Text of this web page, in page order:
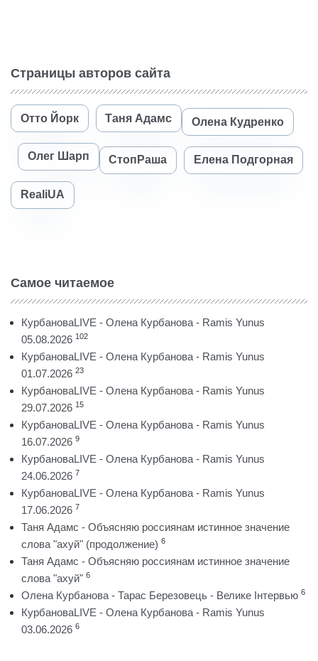
Страницы авторов сайта
Отто Йорк Таня Адамс Олена Кудренко
Олег Шарп СтопРаша Елена Подгорная
RealiUA
Самое читаемое
КурбановаLIVE - Олена Курбанова - Ramis Yunus
05.08.2026 102
КурбановаLIVE - Олена Курбанова - Ramis Yunus
01.07.2026 23
КурбановаLIVE - Олена Курбанова - Ramis Yunus
29.07.2026 15
КурбановаLIVE - Олена Курбанова - Ramis Yunus
16.07.2026 9
КурбановаLIVE - Олена Курбанова - Ramis Yunus
24.06.2026 7
КурбановаLIVE - Олена Курбанова - Ramis Yunus
17.06.2026 7
Таня Адамс - Объясняю россиянам истинное значение
слова "ахуй" (продолжение) 6
Таня Адамс - Объясняю россиянам истинное значение
слова "ахуй" 6
Олена Курбанова - Тарас Березовець - Велике Інтервью 6
КурбановаLIVE - Олена Курбанова - Ramis Yunus
03.06.2026 6